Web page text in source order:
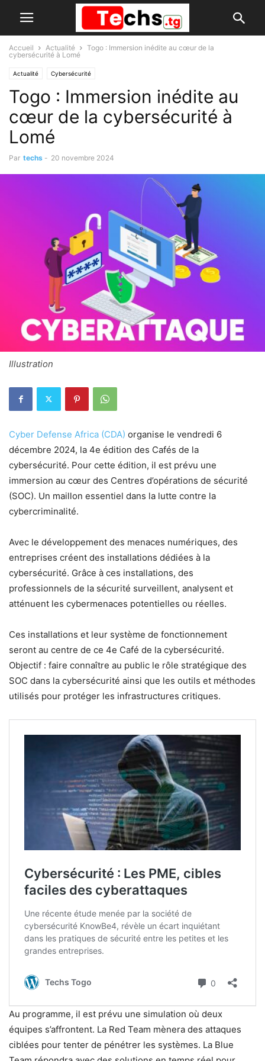
Accueil Actualité
Togo : Immersion inédite au cœur de la
cybersécurité à Lomé
Actualité Cybersécurité
Togo : Immersion inédite au
cœur de la cybersécurité à
Lomé
Par techs - 20 novembre 2024
Illustration
Cyber Defense Africa (CDA) organise le vendredi 6
décembre 2024, la 4e édition des Cafés de la
cybersécurité. Pour cette édition, il est prévu une
immersion au cœur des Centres d’opérations de sécurité
(SOC). Un maillon essentiel dans la lutte contre la
cybercriminalité.
Avec le développement des menaces numériques, des
entreprises créent des installations dédiées à la
cybersécurité. Grâce à ces installations, des
professionnels de la sécurité surveillent, analysent et
atténuent les cybermenaces potentielles ou réelles.
Ces installations et leur système de fonctionnement
seront au centre de ce 4e Café de la cybersécurité.
Objectif : faire connaître au public le rôle stratégique des
SOC dans la cybersécurité ainsi que les outils et méthodes
utilisés pour protéger les infrastructures critiques.
Au programme, il est prévu une simulation où deux
équipes s’affrontent. La Red Team mènera des attaques
ciblées pour tenter de pénétrer les systèmes. La Blue